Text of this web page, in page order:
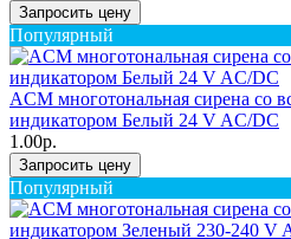
Запросить цену
Популярный
ACM многотональная сирена со
индикатором Белый 24 V AC/DC
1.00р.
Запросить цену
Популярный